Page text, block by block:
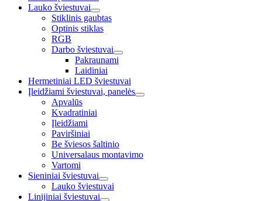
Lauko šviestuvai
Stiklinis gaubtas
Optinis stiklas
RGB
Darbo šviestuvai
Pakraunami
Laidiniai
Hermetiniai LED šviestuvai
Įleidžiami šviestuvai, panelės
Apvalūs
Kvadratiniai
Įleidžiami
Paviršiniai
Be šviesos šaltinio
Universalaus montavimo
Vartomi
Sieniniai šviestuvai
Lauko šviestuvai
Linijiniai šviestuvai